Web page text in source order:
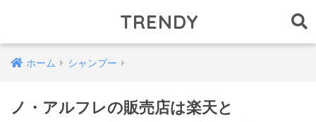
TRENDY
ホーム シャンプー
ノ・アルフレの販売店は楽天と